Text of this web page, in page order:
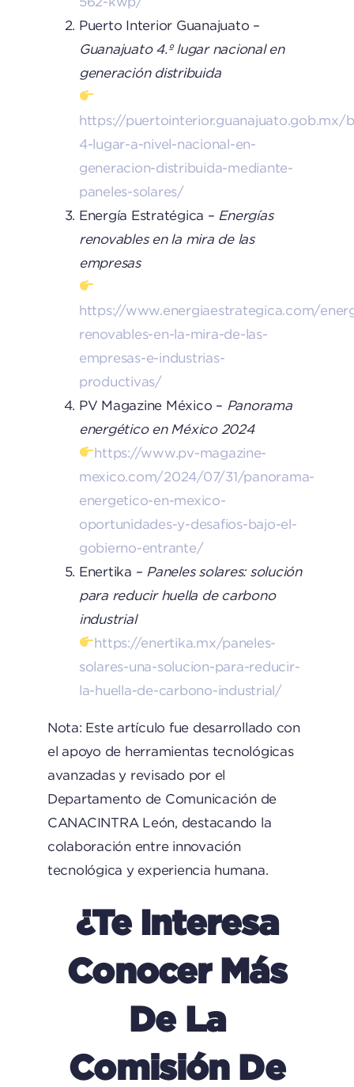
Puerto Interior Guanajuato –
Guanajuato 4.º lugar nacional en
generación distribuida
https://
4-lugar-a-nivel-nacional-en-
generacion-distribuida-mediante-
paneles-solares/
Energía Estratégica – Energías
renovables en la mira de las
empresas
https://www.energiaestrategica.com/
renovables-en-la-mira-de-las-
empresas-e-industrias-
productivas/
PV Magazine México – Panorama
energético en México 2024
https://www.pv-magazine-
mexico.com/2024/07/31/panorama-
energetico-en-mexico-
oportunidades-y-desafios-bajo-el-
gobierno-entrante/
Enertika – Paneles solares: solución
para reducir huella de carbono
industrial
https://enertika.mx/paneles-
solares-una-solucion-para-reducir-
la-huella-de-carbono-industrial/
Nota: Este artículo fue desarrollado con
el apoyo de herramientas tecnológicas
avanzadas y revisado por el
Departamento de Comunicación de
CANACINTRA León, destacando la
colaboración entre innovación
tecnológica y experiencia humana.
¿Te Interesa
Conocer Más
De La
Comisión De